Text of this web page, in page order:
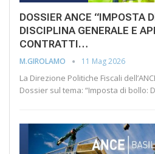
DOSSIER ANCE “IMPOSTA
DISCIPLINA GENERALE E
CONTRATTI…
M.GIROLAMO 11 Mag 2026
La Direzione Politiche Fiscali
Dossier sul tema: “Imposta di bollo: